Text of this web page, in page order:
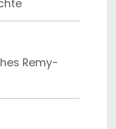
Remy-